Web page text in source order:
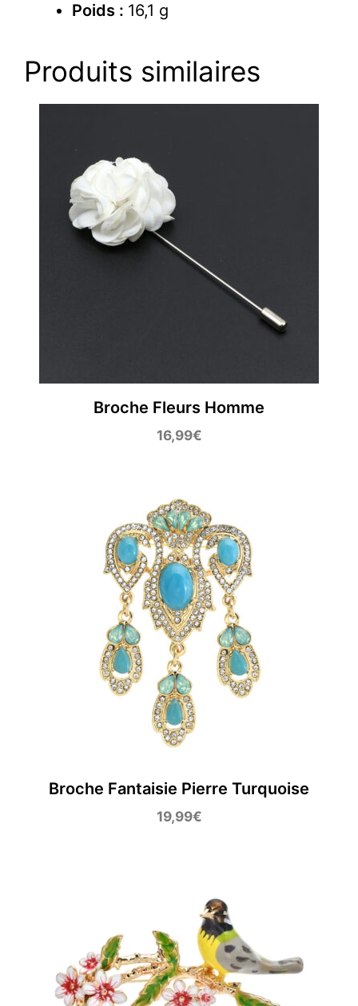
Poids : 16,1 g
Produits similaires
Broche Fleurs Homme
16,99€
Broche Fantaisie Pierre Turquoise
19,99€